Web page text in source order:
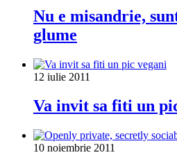
Nu e misandrie,
glume
12 iulie 2011
Va invit sa fiti un
10 noiembrie 2011